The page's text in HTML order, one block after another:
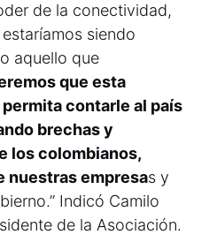
de la conectividad,
siendo
aquello que
que esta
contarle al país
brechas y
los colombianos,
nuestras empresas y
Indicó Camilo
de la Asociación.